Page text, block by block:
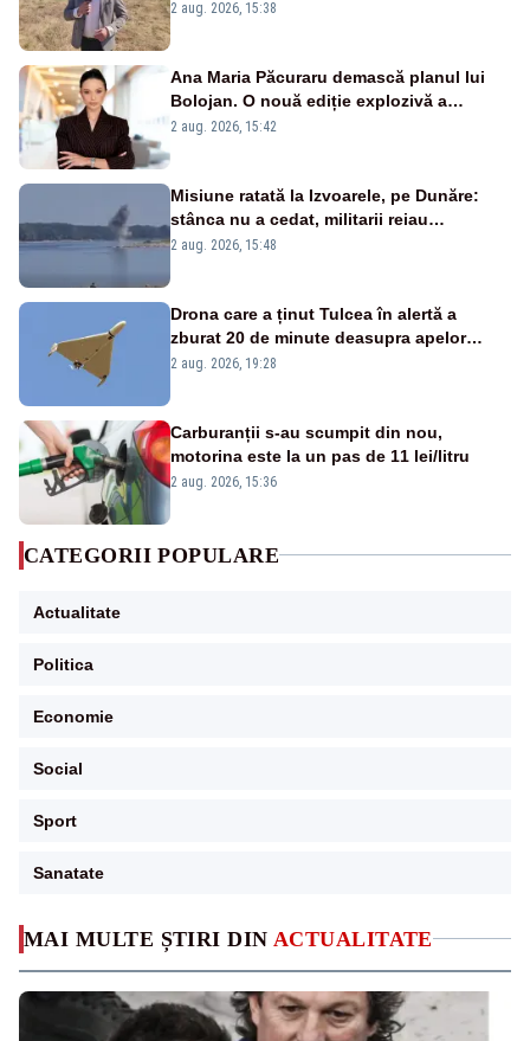
MAI MULTE ȘTIRI DIN ACTUALITATE
2 aug. 2026, 15:38
Ana Maria Păcuraru demască planul lui
Bolojan. O nouă ediție explozivă a
emisiunii „Miza Zilei” la Realitatea PLUS
2 aug. 2026, 15:42
Misiune ratată la Izvoarele, pe Dunăre:
stânca nu a cedat, militarii reiau
detonările luni – VIDEO
2 aug. 2026, 15:48
Drona care a ținut Tulcea în alertă a
zburat 20 de minute deasupra apelor
României. Au fost ridicate două F-16
2 aug. 2026, 19:28
Carburanții s-au scumpit din nou,
motorina este la un pas de 11 lei/litru
2 aug. 2026, 15:36
CATEGORII POPULARE
Actualitate
Politica
Economie
Social
Sport
Sanatate